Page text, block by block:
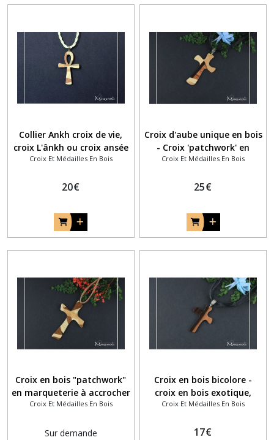
Collier Ankh croix de vie,
croix L'ânkh ou croix ansée
en mosaïque patchwork de
Croix Et Médailles En Bois
20€
Croix d'aube unique en bois
- Croix 'patchwork' en
marqueterie bois
Croix Et Médailles En Bois
25€
Croix en bois "patchwork"
en marqueterie à accrocher
au mur
Croix Et Médailles En Bois
Sur demande
Croix en bois bicolore -
croix en bois exotique,
originale et unique
Croix Et Médailles En Bois
17€